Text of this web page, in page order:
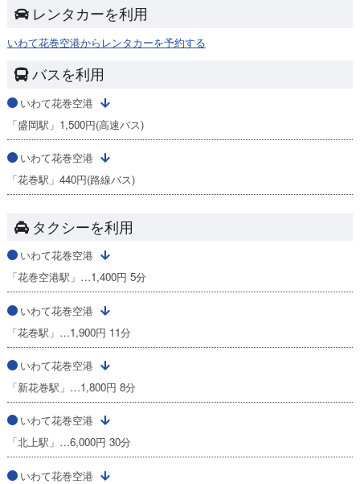
レンタカーを利用
いわて花巻空港からレンタカーを予約する
バスを利用
いわて花巻空港
「盛岡駅」1,500円(高速バス)
いわて花巻空港
「花巻駅」440円(路線バス)
タクシーを利用
いわて花巻空港
「花巻空港駅」…1,400円 5分
いわて花巻空港
「花巻駅」…1,900円 11分
いわて花巻空港
「新花巻駅」…1,800円 8分
いわて花巻空港
「北上駅」…6,000円 30分
いわて花巻空港